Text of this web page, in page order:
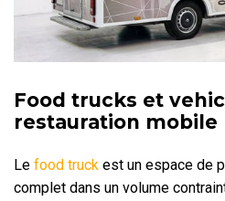
Food trucks et
restauration mobile
Le food truck est un espace de
complet dans un volume